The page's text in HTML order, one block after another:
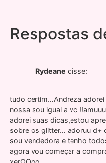
Respostas
Rydeane disse:
tudo certim…Andreza adorei
nossa sou igual a vc
adorei suas dicas,estou
sobre os glitter… adoruu d+
sou vendedora e tenho
agora vou começar a
xerOOoo